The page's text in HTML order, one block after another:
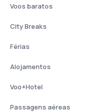
Voos baratos
City Breaks
Férias
Alojamentos
Voo+Hotel
Passagens aéreas